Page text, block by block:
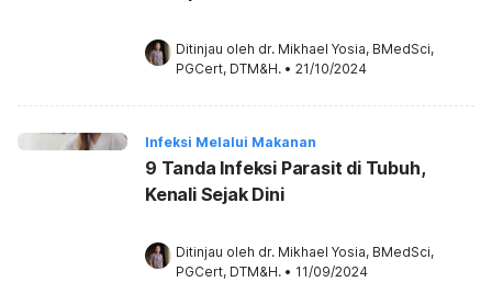
Ditinjau oleh dr. Mikhael Yosia, BMedSci,
PGCert, DTM&H. • 21/10/2024
Infeksi Melalui Makanan
9 Tanda Infeksi Parasit di Tubuh,
Kenali Sejak Dini
Ditinjau oleh dr. Mikhael Yosia, BMedSci,
PGCert, DTM&H. • 11/09/2024